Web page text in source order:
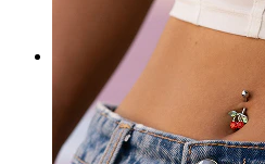
Visa original
Jag har köpt detta